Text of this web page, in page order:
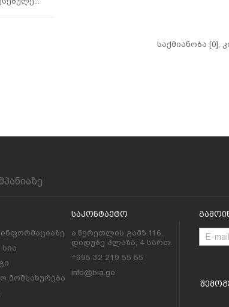
საქმიანობა [0],
მომსახურება
Საკონტაქტო
ა.წერეთლის გამზ.116,
დიდუბე პლაზა, 4 სართ.
+995 32 219 55 55
info@bia.ge